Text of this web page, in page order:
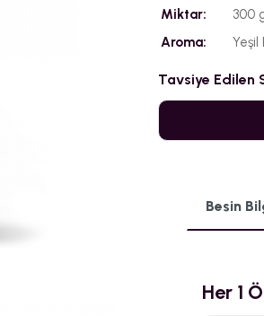
Miktar:
300
Aroma:
Yeşil
Tavsiye Edilen
Besin
Her 1